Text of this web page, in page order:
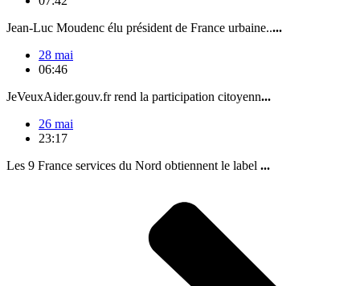
Jean-Luc Moudenc élu président de France urbaine.....
28 mai
06:46
JeVeuxAider.gouv.fr rend la participation citoyenn...
26 mai
23:17
Les 9 France services du Nord obtiennent le label ...